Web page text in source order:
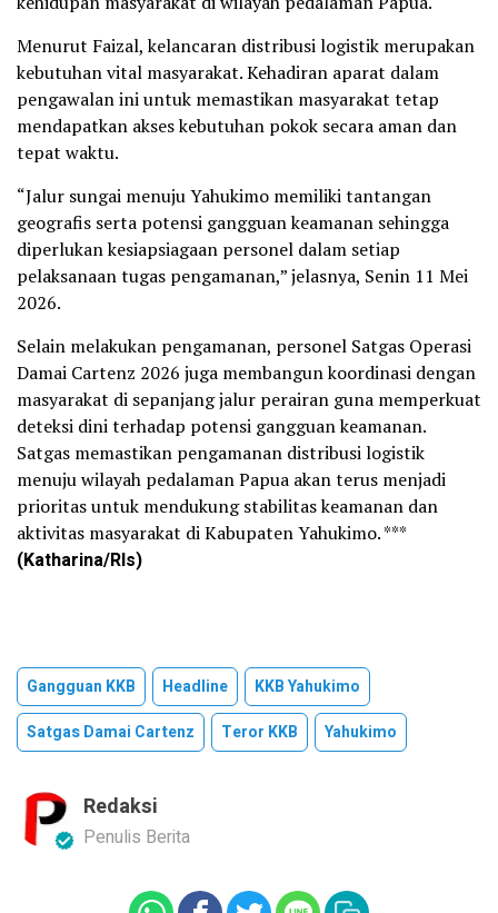
Menurut Faizal, kelancaran distribusi logistik merupakan
kebutuhan vital masyarakat. Kehadiran aparat dalam
pengawalan ini untuk memastikan masyarakat tetap
mendapatkan akses kebutuhan pokok secara aman dan
tepat waktu.
“Jalur sungai menuju Yahukimo memiliki tantangan
geografis serta potensi gangguan keamanan sehingga
diperlukan kesiapsiagaan personel dalam setiap
pelaksanaan tugas pengamanan,” jelasnya, Senin 11 Mei
2026.
Selain melakukan pengamanan, personel Satgas Operasi
Damai Cartenz 2026 juga membangun koordinasi dengan
masyarakat di sepanjang jalur perairan guna memperkuat
deteksi dini terhadap potensi gangguan keamanan.
Satgas memastikan pengamanan distribusi logistik
menuju wilayah pedalaman Papua akan terus menjadi
prioritas untuk mendukung stabilitas keamanan dan
aktivitas masyarakat di Kabupaten Yahukimo. ***
(Katharina/Rls)
Gangguan KKB Headline
KKB Yahukimo
Satgas Damai Cartenz
Teror KKB Yahukimo
Redaksi
Penulis Berita